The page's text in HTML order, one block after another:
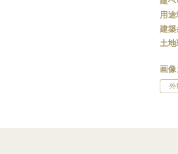
用
建築
土
画像
外